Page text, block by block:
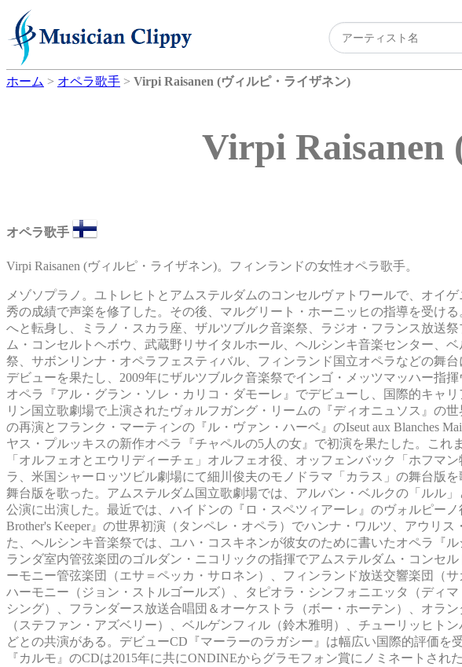
ホーム > オペラ歌手 > Virpi Raisanen (ヴィルピ・ライザネン)
Virpi Raisanen
オペラ歌手
Virpi Raisanen (ヴィルピ・ライザネン)。フィンランドの女性オペラ歌手。
メゾソプラノ。ユトレヒトとアムステルダムのコンセルヴァトワールで、オイ
秀の成績で声楽を修了した。その後、マルグリート・ホーニッヒの指導を受け
へと転身し、ミラノ・スカラ座、ザルツブルク音楽祭、ラジオ・フランス放送
ム・コンセルトヘボウ、武蔵野リサイタルホール、ヘルシンキ音楽センター、
祭、サボンリンナ・オペラフェスティバル、フィンランド国立オペラなどの舞
デビューを果たし、2009年にザルツブルク音楽祭でインゴ・メッツマッハー指
オペラ『アル・グラン・ソレ・カリコ・ダモーレ』でデビューし、国際的キャ
リン国立歌劇場で上演されたヴォルフガング・リームの『ディオニュソス』の
の再演とフランク・マーティンの『ル・ヴァン・ハーベ』のIseut aux Blanches
ヤス・プルッキスの新作オペラ『チャペルの5人の女』で初演を果たした。これ
「オルフェオとエウリディーチェ」オルフェオ役、オッフェンバック「ホフマ
ラ、米国シャーロッツビル劇場にて細川俊夫のモノドラマ「カラス」の舞台版
舞台版を歌った。アムステルダム国立歌劇場では、アルバン・ベルクの「ルル」
公演に出演した。最近では、ハイドンの『ロ・スペツィアーレ』のヴォルピー
Brother's Keeper』の世界初演（タンペレ・オペラ）でハンナ・ワルツ、アウリ
た、ヘルシンキ音楽祭では、ユハ・コスキネンが彼女のために書いたオペラ『
ランダ室内管弦楽団のゴルダン・ニコリックの指揮でアムステルダム・コンセ
ーモニー管弦楽団（エサ＝ペッカ・サロネン）、フィンランド放送交響楽団（
ハーモニー（ジョン・ストルゴールズ）、タピオラ・シンフォニエッタ（ディ
シング）、フランダース放送合唱団＆オーケストラ（ボー・ホーテン）、オラ
（ステファン・アズベリー）、ベルゲンフィル（鈴木雅明）、チューリッヒト
どとの共演がある。デビューCD『マーラーのラガシー』は幅広い国際的評価を
『カルモ』のCDは2015年に共にONDINEからグラモフォン賞にノミネートさ